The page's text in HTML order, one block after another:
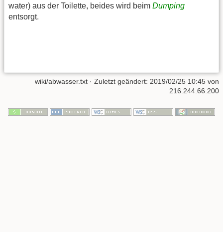
water) aus der Toilette, beides wird beim Dumping
entsorgt.
wiki/abwasser.txt · Zuletzt geändert: 2019/02/25 10:45 von
216.244.66.200